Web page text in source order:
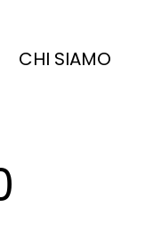
CHI SIAMO